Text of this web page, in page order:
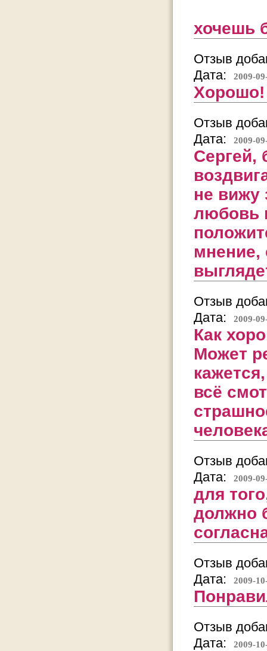
хочешь
Отзыв
Дата:
2009-
Хорошо!
Отзыв
Дата:
2009-
Сергей,
не вижу
любовь
мнение,
Отзыв
Дата:
2009-
Как
Может
всё
Отзыв
Дата:
2009-
для
должно
Отзыв
Дата:
2009-
Отзыв
Дата:
2009-